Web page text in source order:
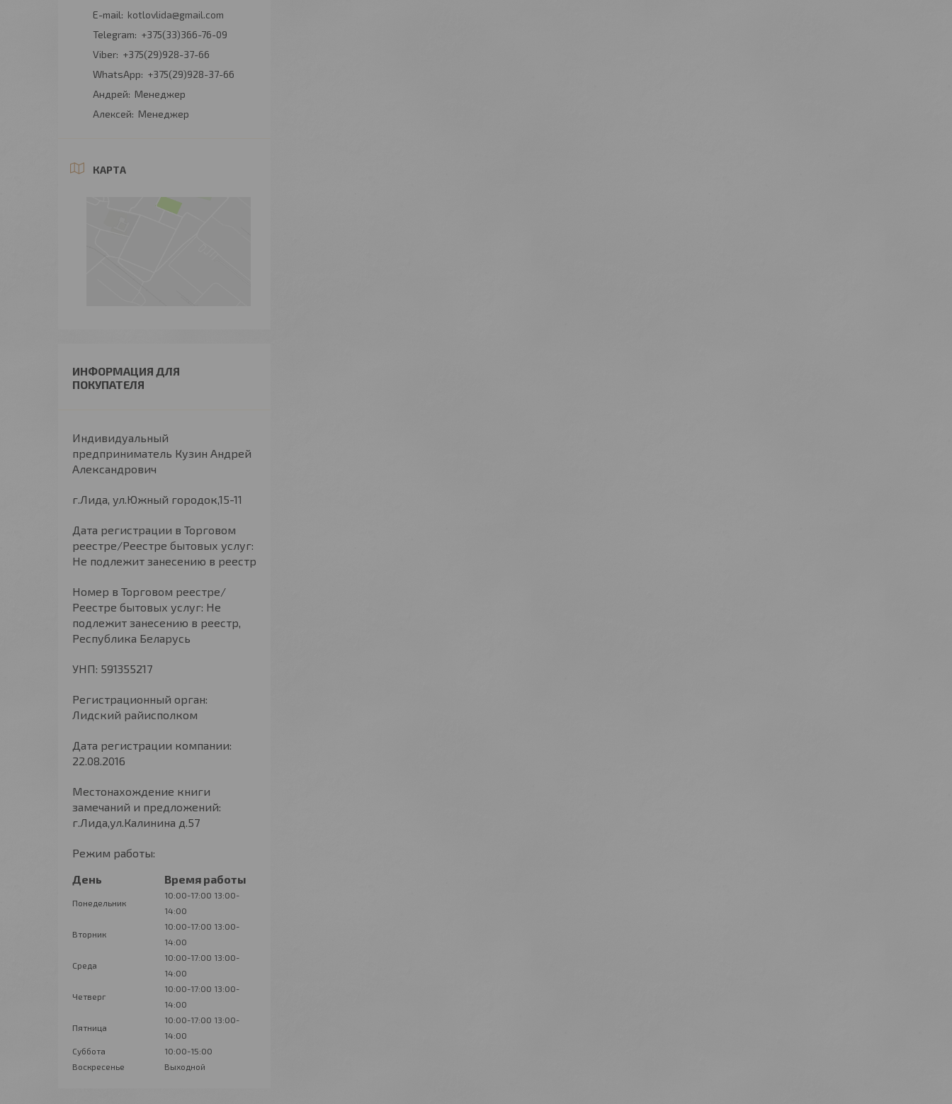
kotlovlida@gmail.com
+375(33)366-76-09
+375(29)928-37-66
+375(29)928-37-66
Андрей
Менеджер
Алексей
Менеджер
КАРТА
ИНФОРМАЦИЯ ДЛЯ
ПОКУПАТЕЛЯ
Индивидуальный
предприниматель Кузин Андрей
Александрович
г.Лида, ул.Южный городок,15-11
Дата регистрации в Торговом
реестре/Реестре бытовых услуг:
Не подлежит занесению в реестр
Номер в Торговом реестре/
Реестре бытовых услуг: Не
подлежит занесению в реестр,
Республика Беларусь
УНП: 591355217
Регистрационный орган:
Лидский райисполком
Дата регистрации компании:
22.08.2016
Местонахождение книги
замечаний и предложений:
г.Лида,ул.Калинина д.57
Режим работы:
День
Время работы
Понедельник
10:00-17:00 13:00-
14:00
Вторник
10:00-17:00 13:00-
14:00
Среда
10:00-17:00 13:00-
14:00
Четверг
10:00-17:00 13:00-
14:00
Пятница
10:00-17:00 13:00-
14:00
Суббота
10:00-15:00
Воскресенье
Выходной